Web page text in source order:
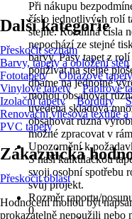
Při nákupu
číslo jednotlivých rolí
stejné. Rozdílná čísla
nepochází ze stejné
barvy. Pásy tapet z
používat na stejné
dbáme na jednotné
mohou obsahovat
uvedená skladová
obsahovat různá
možné zpracovat v
Upozornění k
S naší kalkulačkou
svoji osobní spotřebu
svůj projekt.
Rozměr raportu/
0
Další kategorie
Přeskočit seznam
Barvy, tapety a obložení stěn
Fototapety
Obrazové
Vinylové tapety
Papírové
Izolační tapety
Bordury
Renovační vliesová textilie a
PVC tapety
Zákaznická
Přeskočit oblast
Hodnocení mohou být
prokazatelně nepoužili nebo